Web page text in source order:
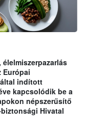
Európai
által indított
kapcsolódik be a
népszerűsítő
Hivatal